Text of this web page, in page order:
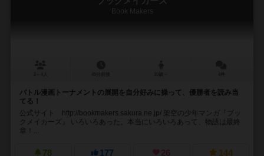
Book Makers
バトル漫画トーナメントの展開を自分好みに操って、優勝者を読み当
てる！
公式サイト http://bookmakers.sakura.ne.jp/ 架空の少年マンガ『ブッ
クメイカーズ』 いろいろあった。本当にいろいろあって、物語は最終
章！...
78 177 26 144